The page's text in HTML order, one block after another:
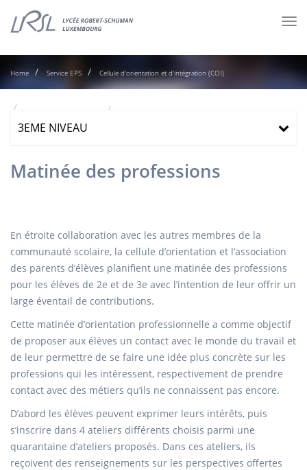
Home Service EPS Cellule d'orientation et d'intégration (COI)
3EME NIVEAU
Matinée des professions
En étroite collaboration avec les autres membres de la
communauté scolaire, la cellule d’orientation et l’association
des parents d’élèves planifient une matinée des professions
pour les élèves de 2e et de 3e avec l’intention de leur offrir un
large éventail de contributions.
Cette matinée d’orientation professionnelle a comme objectif
de proposer aux élèves un contact avec le monde du travail et
de leur permettre de se faire une idée plus concrète sur les
professions qui les intéressent, respectivement de prendre
contact avec des métiers qu’ils ne connaissent pas encore.
D’abord les élèves peuvent exprimer leurs intérêts, puis
s’inscrire dans 4 ateliers différents choisis parmi une
quarantaine d’ateliers proposés. Dans ces ateliers, ils
reçoivent des renseignements sur les perspectives offertes